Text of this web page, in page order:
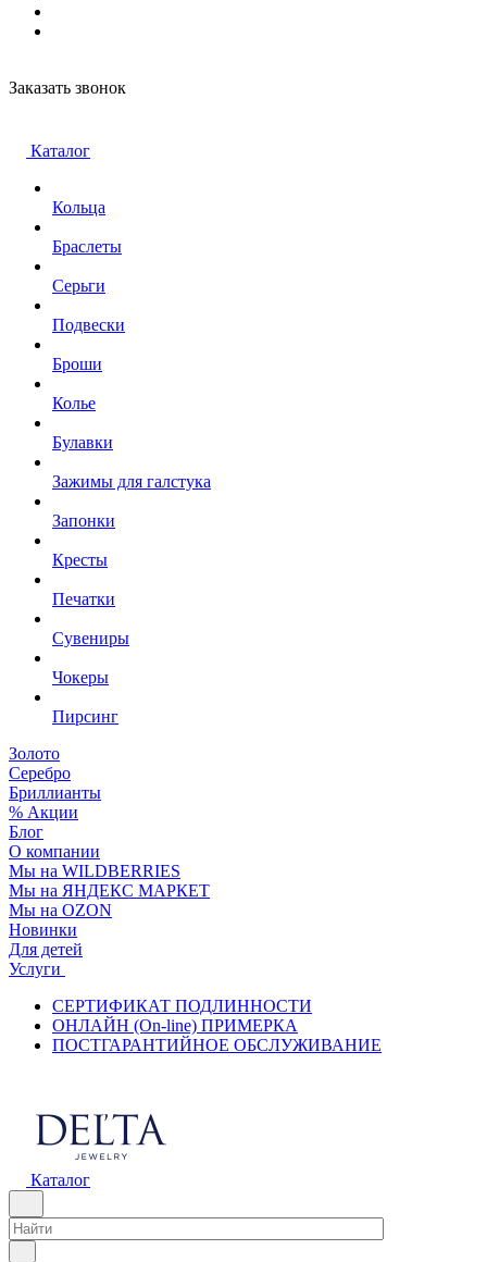
Заказать звонок
Каталог
Кольца
Браслеты
Серьги
Подвески
Броши
Колье
Булавки
Зажимы для галстука
Запонки
Кресты
Печатки
Сувениры
Чокеры
Пирсинг
Золото
Серебро
Бриллианты
% Акции
Блог
О компании
Мы на WILDBERRIES
Мы на ЯНДЕКС МАРКЕТ
Мы на OZON
Новинки
Для детей
Услуги
СЕРТИФИКАТ ПОДЛИННОСТИ
ОНЛАЙН (On-line) ПРИМЕРКА
ПОСТГАРАНТИЙНОЕ ОБСЛУЖИВАНИЕ
Каталог